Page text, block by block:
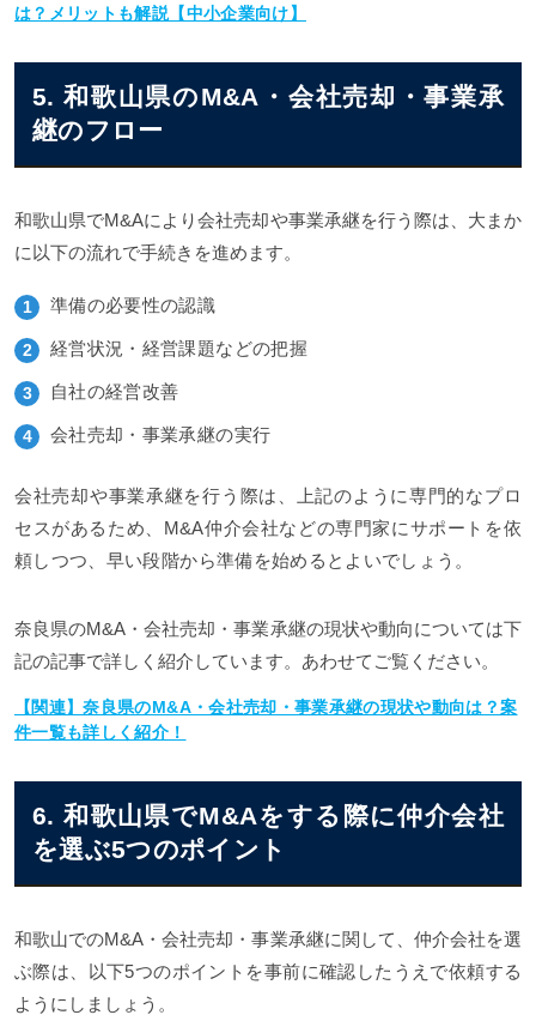
は？メリットも解説【中小企業向け】
5. 和歌山県のM&A・会社売却・事業承
継のフロー
和歌山県でM&Aにより会社売却や事業承継を行う際は、大まか
に以下の流れで手続きを進めます。
準備の必要性の認識
経営状況・経営課題などの把握
自社の経営改善
会社売却・事業承継の実行
会社売却や事業承継を行う際は、上記のように専門的なプロ
セスがあるため、M&A仲介会社などの専門家にサポートを依
頼しつつ、早い段階から準備を始めるとよいでしょう。
奈良県のM&A・会社売却・事業承継の現状や動向については下
記の記事で詳しく紹介しています。あわせてご覧ください。
【関連】奈良県のM&A・会社売却・事業承継の現状や動向は？案
件一覧も詳しく紹介！
6. 和歌山県でM&Aをする際に仲介会社
を選ぶ5つのポイント
和歌山でのM&A・会社売却・事業承継に関して、仲介会社を選
ぶ際は、以下5つのポイントを事前に確認したうえで依頼する
ようにしましょう。